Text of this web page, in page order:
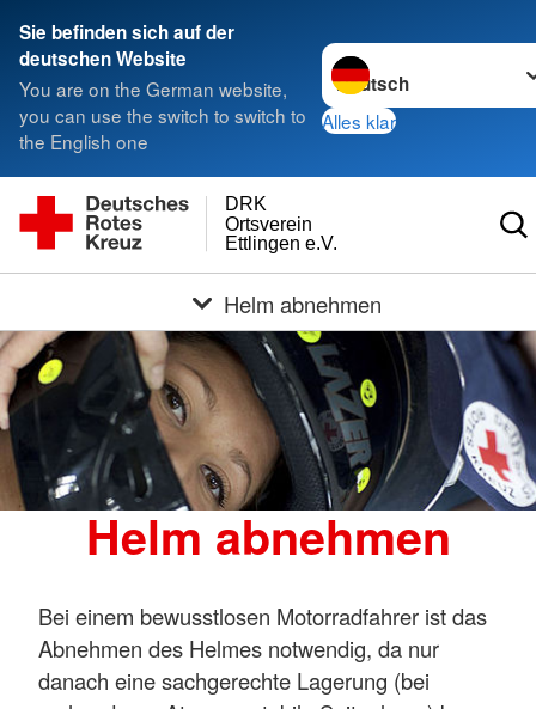
Sie befinden sich auf der
deutschen Website
You are on the German website,
you can use the switch to switch to
the English one
Sprache wechseln zu
Alles klar
Ettlingen e.V.
Ortsverein
DRK
Helm abnehmen
Helm abnehmen
Bei einem bewusstlosen Motorradfahrer ist das
Abnehmen des Helmes notwendig, da nur
danach eine sachgerechte Lagerung (bei